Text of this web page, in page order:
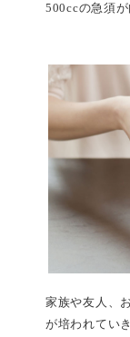
500ccの急須が
家族や友人、
が培われてい